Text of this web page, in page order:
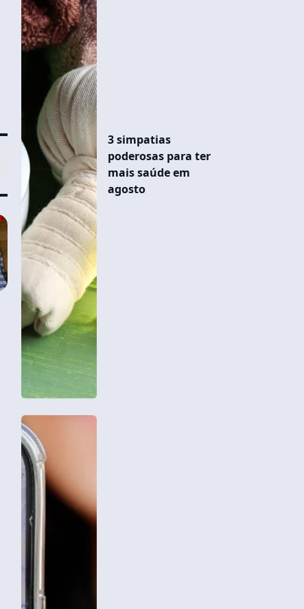
3 simpatias
poderosas para ter
mais saúde em
agosto